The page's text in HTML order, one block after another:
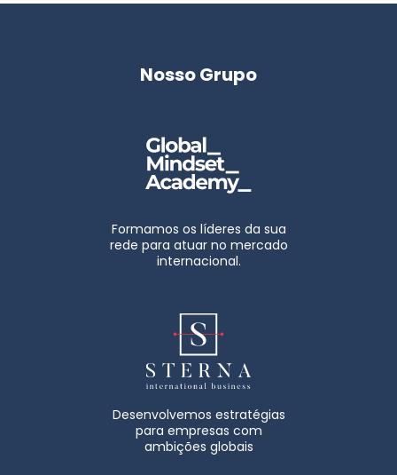
Nosso Grupo
Formamos os líderes da sua
rede para atuar no mercado
internacional.
Desenvolvemos estratégias
para empresas com
ambições globais